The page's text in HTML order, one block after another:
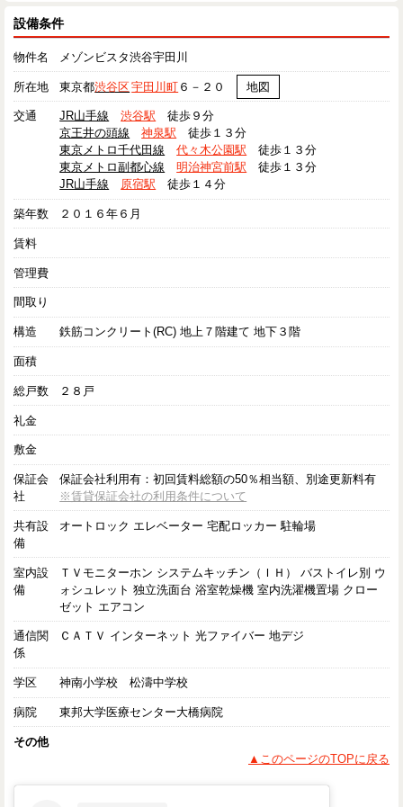
設備条件
物件名 メゾンビスタ渋谷宇田川
所在地 東京都渋谷区宇田川町 ６－２０ 地図
交通 JR山手線 渋谷駅 徒歩９分
京王井の頭線
神泉駅 徒歩１３分
東京メトロ千代田線
代々木公園駅 徒歩１３分
東京メトロ副都心線
明治神宮前駅 徒歩１３分
JR山手線
原宿駅 徒歩１４分
築年数 ２０１６年６月
賃料
管理費
間取り
構造 鉄筋コンクリート(RC) 地上７階建て 地下３階
面積
総戸数 ２８戸
礼金
敷金
保証会
社
保証会社利用有：初回賃料総額の50％相当額、別途更新料有
※賃貸保証会社の利用条件について
共有設
備
オートロック エレベーター 宅配ロッカー 駐輪場
室内設
備
ＴＶモニターホン システムキッチン（ＩＨ） バストイレ別 ウ
ォシュレット 独立洗面台 浴室乾燥機 室内洗濯機置場 クロー
ゼット エアコン
通信関
係
ＣＡＴＶ インターネット 光ファイバー 地デジ
学区 神南小学校 松濤中学校
病院 東邦大学医療センター大橋病院
その他
▲このページのTOPに戻る